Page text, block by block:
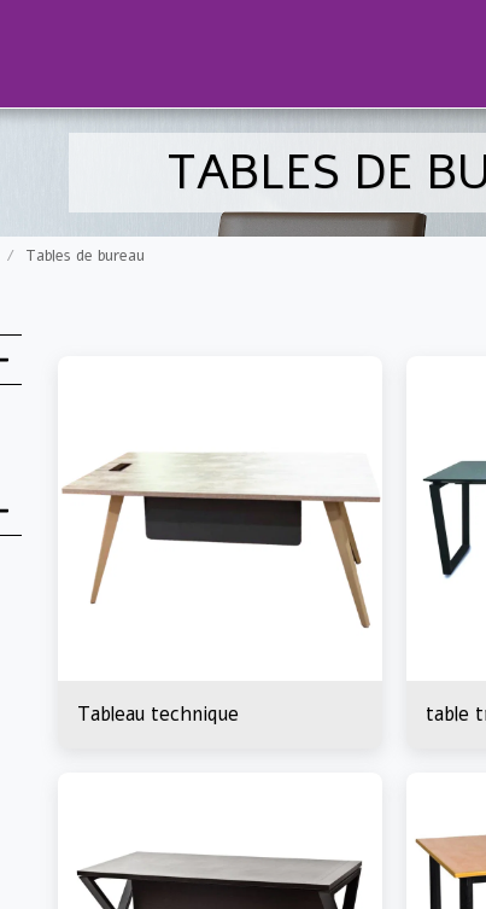
TABLES DE
Tables de bureau
Tableau technique table